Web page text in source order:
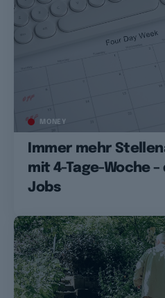
MONEY
Immer mehr
mit 4-Tage-Woche –
Jobs